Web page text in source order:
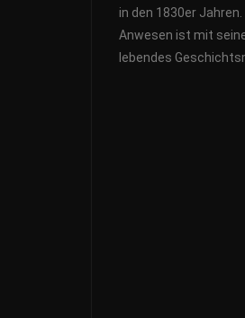
in den 1830er
Anwesen ist mit
lebendes